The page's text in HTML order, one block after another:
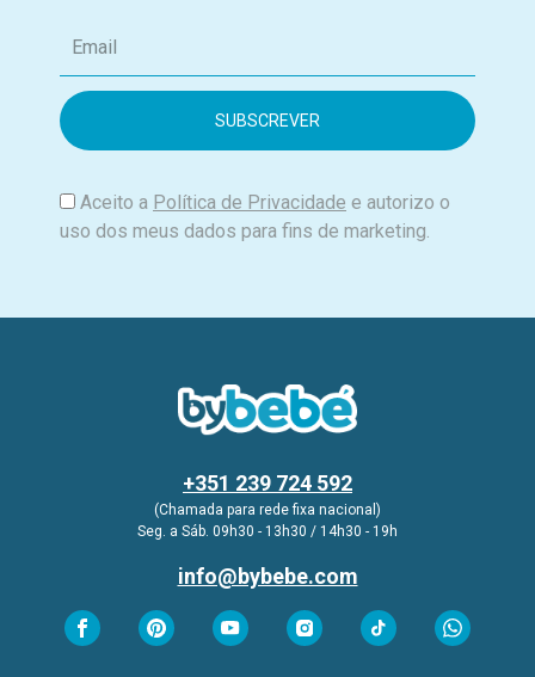
m
i
Aceito a Política de Privacidade e autorizo o
uso dos meus dados para fins de marketing.
+351 239 724 592
(Chamada para rede fixa nacional)
Seg. a Sáb. 09h30 - 13h30 / 14h30 - 19h
info@bybebe.com